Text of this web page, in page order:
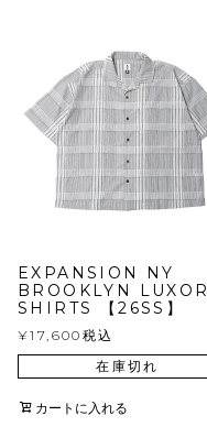
EXPANSION NY
BROOKLYN LUXOR
SHIRTS 【26SS】
¥17,600 税込
在庫切れ
カートに入れる